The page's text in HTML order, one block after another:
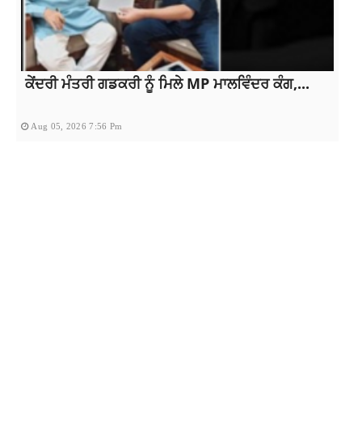
ਕੇਂਦਰੀ ਮੰਤਰੀ ਗਡਕਰੀ ਨੂੰ ਮਿਲੇ MP ਮਾਲਵਿੰਦਰ ਕੰਗ,...
Aug 05, 2026 7:56 Pm